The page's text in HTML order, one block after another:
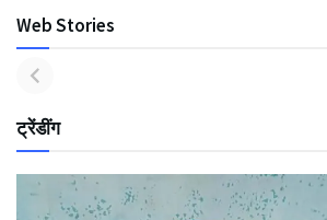
Web Stories
ट्रेंडींग